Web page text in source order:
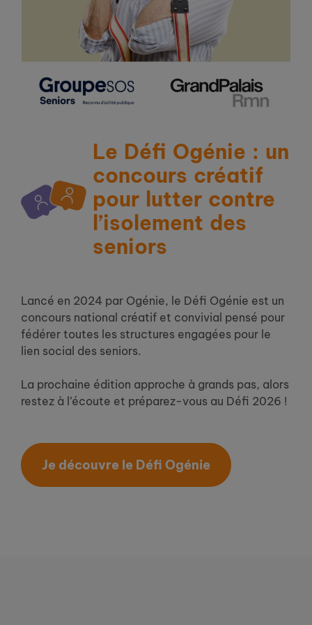
Le Défi Ogénie : un
concours créatif
pour lutter contre
l’isolement des
seniors
Lancé en 2024 par Ogénie, le Défi Ogénie est un
concours national créatif et convivial pensé pour
fédérer toutes les structures engagées pour le
lien social des seniors.
La prochaine édition approche à grands pas, alors
restez à l’écoute et préparez-vous au Défi 2026 !
Je découvre le Défi Ogénie